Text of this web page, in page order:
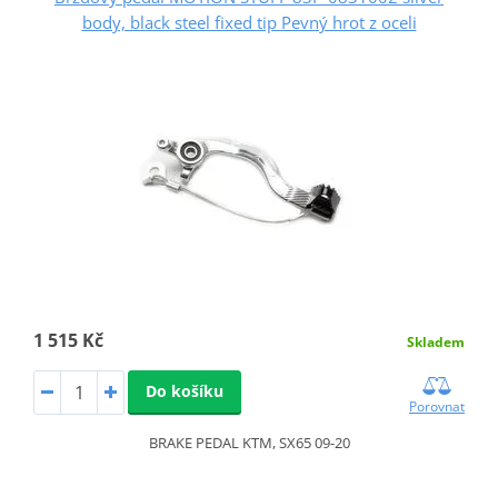
body, black steel fixed tip Pevný hrot z oceli
1 515 Kč Skladem
Do košíku
Porovnat
BRAKE PEDAL KTM, SX65 09-20